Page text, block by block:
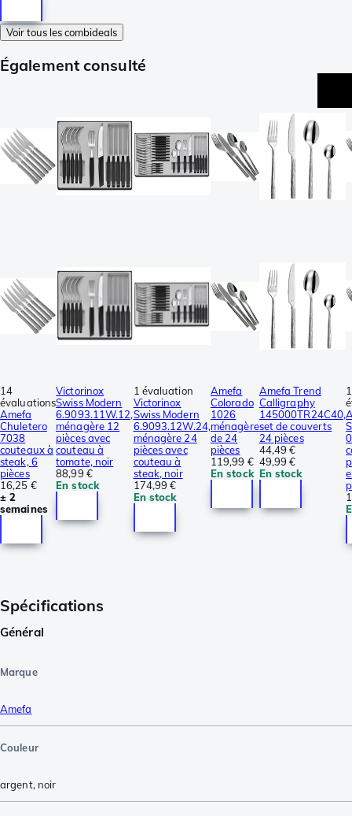
Voir tous les combideals
Également consulté
14
évaluations
Amefa
Chuletero
7038
couteaux à
steak, 6
pièces
16,25 €
± 2
semaines
Victorinox
Swiss Modern
6.9093.11W.12,
ménagère 12
pièces avec
couteau à
tomate, noir
88,99 €
En stock
1 évaluation
Victorinox
Swiss Modern
6.9093.12W.24,
ménagère 24
pièces avec
couteau à
steak, noir
174,99 €
En stock
Amefa
Colorado
1026
ménagère
de 24
pièces
119,99 €
En stock
Amefa Trend
Calligraphy
145000TR24C40,
set de couverts
24 pièces
44,49 €
49,99 €
En stock
1
Spécifications
Général
Marque
Amefa
Couleur
argent, noir